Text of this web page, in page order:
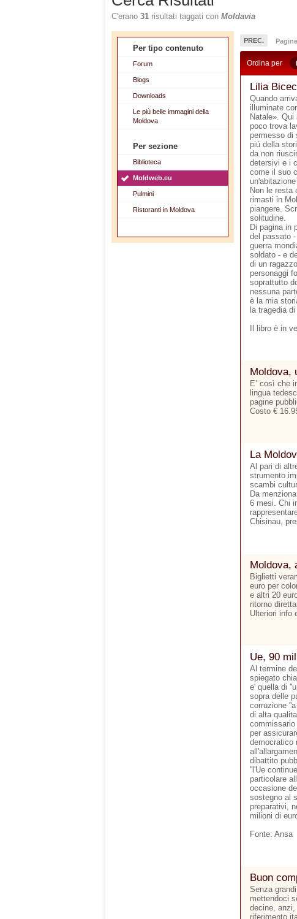
C'erano 31 risultati taggati con Moldavia
Per tipo contenuto
Forum
Blogs
Downloads
Le più belle immagini della
Moldova
Per sezione
Biblioteca
Moldweb.eu
Pulmini
Ristoranti in Moldova
PREC. Pagine
Ordina per
Lilia
Quando
illuminate
Natale».
poco trova
permesso di
piú della
da non
detersivi e i
come il suo
Non le resta
rimasti in
piangere.
solitudine.
Di pagina in
del passato
guerra
soldato - e
di un
personaggi
soprattutto
nessuna
è la mia
la tragedia
Il libro è in
Moldova,
E’ così che
lingua
pagine
Costo €
La
Al pari di
strumento
scambi
Da
6 mesi. Chi
Chisinau,
Moldova,
Biglietti
euro per
e altri 20
ritorno
Ulteriori info
Ue, 90
Al termine
spiegato
e' quella di
sopra delle
corruzione
di alta
commissario
per
democratico
dibattito
''l'Ue
particolare
occasione
sostegno al
preparativi,
milioni di
Fonte: Ansa
Buon
Senza
mettendoci
decine,
riferimento